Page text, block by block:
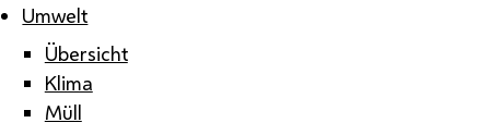
Umwelt
Übersicht
Klima
Müll